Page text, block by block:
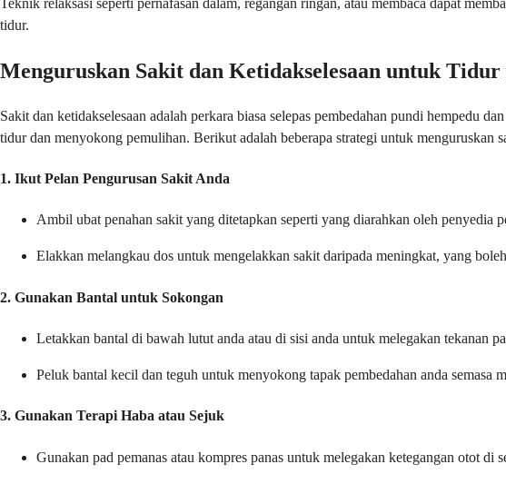
Teknik relaksasi seperti pernafasan dalam, regangan ringan, atau membaca dapat
tidur.
Menguruskan Sakit dan Ketidakselesaan untuk
Sakit dan ketidakselesaan adalah perkara biasa selepas pembedahan pundi hempedu
tidur dan menyokong pemulihan. Berikut adalah beberapa strategi untuk menguruskan
1. Ikut Pelan Pengurusan Sakit Anda
Ambil ubat penahan sakit yang ditetapkan seperti yang diarahkan oleh penyedia
Elakkan melangkau dos untuk mengelakkan sakit daripada meningkat, yang
2. Gunakan Bantal untuk Sokongan
Letakkan bantal di bawah lutut anda atau di sisi anda untuk melegakan tekanan
Peluk bantal kecil dan teguh untuk menyokong tapak pembedahan anda semasa
3. Gunakan Terapi Haba atau Sejuk
Gunakan pad pemanas atau kompres panas untuk melegakan ketegangan otot